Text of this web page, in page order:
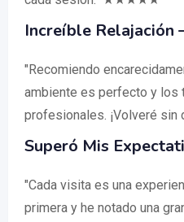
Increíble Relajación
"Recomiendo
ambiente es perfecto y los
profesionales. ¡Volveré
Superó Mis
"Cada visita es una
primera y he notado una